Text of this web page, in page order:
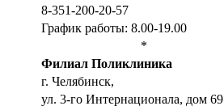
8-351-200-20-57
График работы: 8.00-19.00
*
Филиал Поликлиника
г. Челябинск,
ул. 3-го Интернационала, дом 69